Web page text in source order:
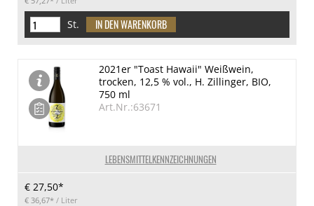
St.
LEBENSMITTELKENNZEICHNUNGEN
2021er "Toast Hawaii" Weißwein,
trocken, 12,5 % vol., H. Zillinger, BIO,
750 ml
Art.Nr.:63671
€ 27,50*
€ 36,67* / Liter